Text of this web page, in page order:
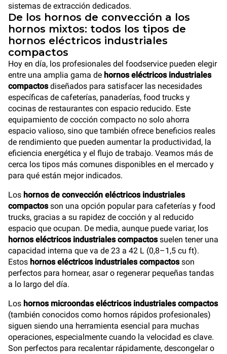
sistemas de extracción dedicados.
De los hornos de convección a los
hornos mixtos: todos los tipos de
hornos eléctricos industriales
compactos
Hoy en día, los profesionales del foodservice pueden elegir
entre una amplia gama de hornos eléctricos industriales
compactosdiseñados para satisfacer las necesidades
específicas de cafeterías, panaderías, food trucks y
cocinas de restaurantes con espacio reducido. Este
equipamiento de cocción compacto no solo ahorra
espacio valioso, sino que también ofrece beneficios reales
de rendimiento que pueden aumentar la productividad, la
eficiencia energética y el flujo de trabajo. Veamos más de
cerca los tipos más comunes disponibles en el mercado y
para qué están mejor indicados.
Los hornos de convección eléctricos industriales
compactosson una opción popular para cafeterías y food
trucks, gracias a su rapidez de cocción y al reducido
espacio que ocupan. De media, aunque puede variar, los
hornos eléctricos industriales compactossuelen tener una
capacidad interna que va de 23 a 42 L (0,8–1,5 cu ft).
Estos hornos eléctricos industriales compactosson
perfectos para hornear, asar o regenerar pequeñas tandas
a lo largo del día.
Los hornos microondas eléctricos industriales compactos
(también conocidos como hornos rápidos profesionales)
siguen siendo una herramienta esencial para muchas
operaciones, especialmente cuando la velocidad es clave.
Son perfectos para recalentar rápidamente, descongelar o